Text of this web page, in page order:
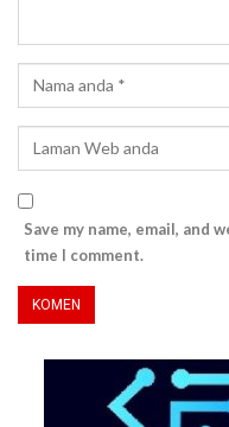
Save my name, email,
time I comment.